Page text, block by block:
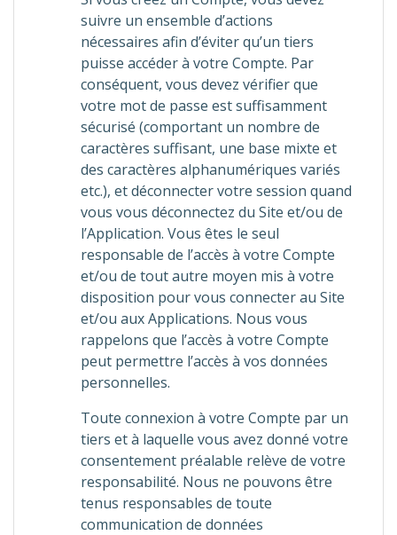
suivre un ensemble d’actions
nécessaires afin d’éviter qu’un tiers
puisse accéder à votre Compte. Par
conséquent, vous devez vérifier que
votre mot de passe est suffisamment
sécurisé (comportant un nombre de
caractères suffisant, une base mixte et
des caractères alphanumériques variés
etc.), et déconnecter votre session quand
vous vous déconnectez du Site et/ou de
l’Application. Vous êtes le seul
responsable de l’accès à votre Compte
et/ou de tout autre moyen mis à votre
disposition pour vous connecter au Site
et/ou aux Applications. Nous vous
rappelons que l’accès à votre Compte
peut permettre l’accès à vos données
personnelles.
Toute connexion à votre Compte par un
tiers et à laquelle vous avez donné votre
consentement préalable relève de votre
responsabilité. Nous ne pouvons être
tenus responsables de toute
communication de données